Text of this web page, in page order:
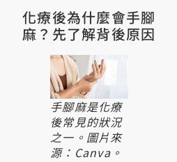
化療後為什麼會手腳
麻？先了解背後原因
手腳麻是化療
後常見的狀況
之一。圖片來
源：Canva。